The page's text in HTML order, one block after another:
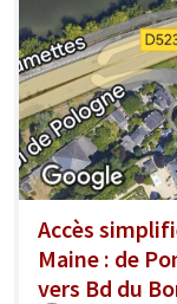
Accès
Maine : de
vers Bd du